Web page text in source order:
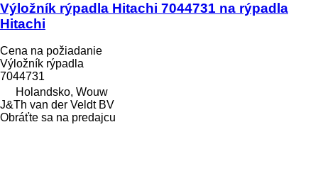
Výložník rýpadla Hitachi 7044731 na rýpadla
Hitachi
Cena na požiadanie
Výložník rýpadla
7044731
Holandsko, Wouw
J&Th van der Veldt BV
Obráťte sa na predajcu